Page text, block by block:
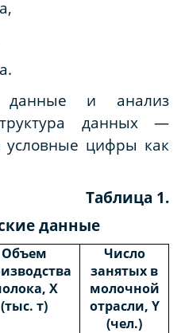
данные и анализ
данных —
условные цифры как
Таблица 1.
данные
Объем
Х
(тыс. т)
Число
занятых в
молочной
отрасли, Y
(чел.)